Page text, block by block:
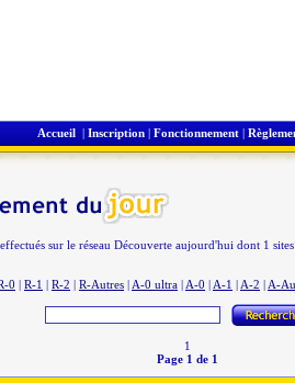
Accueil | Inscription | Fonctionnement |
sur le réseau Découverte aujourd'hui dont 1
0 | R-1 | R-2 | R-Autres | A-0 ultra | A-0 | A-1 | A-2 | A-
1
Page 1 de 1